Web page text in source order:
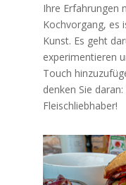
Ihre Erfahrungen
Kochvorgang, es
Kunst. Es geht
experimentieren
Touch
denken Sie
Fleischliebhaber!